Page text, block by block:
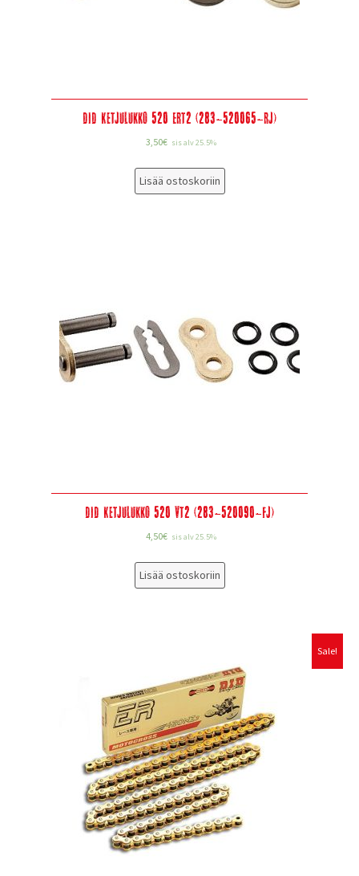
DID Ketjulukko 520 ERT2 (283-520065-RJ)
3,50€ sis alv 25.5%
Lisää ostoskoriin
DID Ketjulukko 520 VT2 (283-520090-FJ)
4,50€ sis alv 25.5%
Lisää ostoskoriin
Sale!